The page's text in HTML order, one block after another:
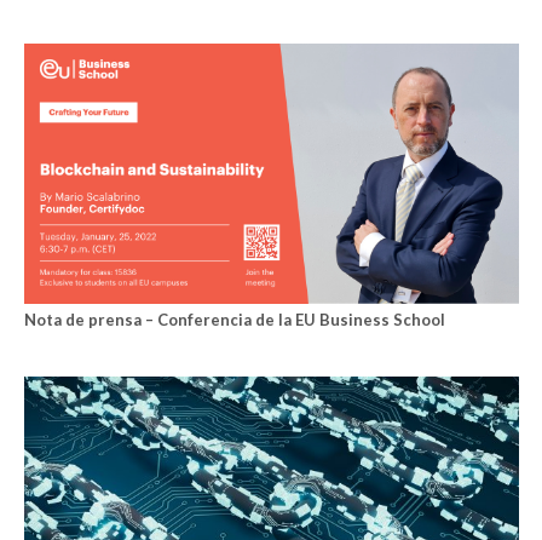
Nota de prensa – Conferencia de la EU Business School